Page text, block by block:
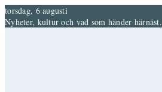
torsdag, 6 augusti
Nyheter, kultur och vad som händer härnäst.